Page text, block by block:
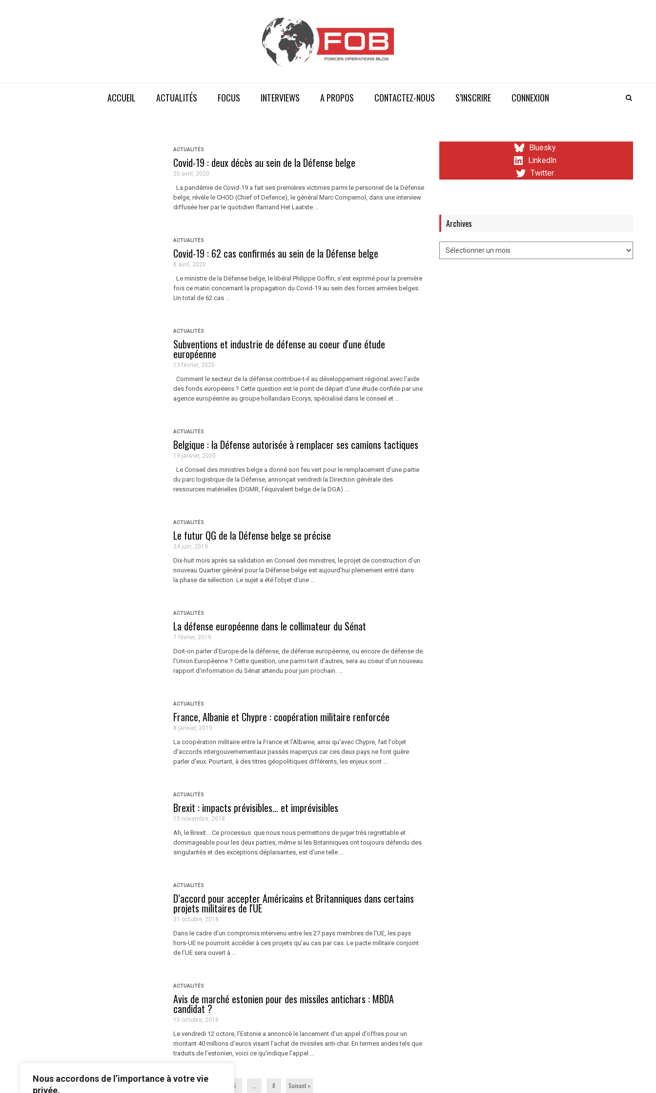
Nous accordons de l’importance à votre vie
privée.
ACCUEIL ACTUALITÉS FOCUS INTERVIEWS A PROPOS CONTACTEZ-NOUS S’INSCRIRE CONNEXION
ACTUALITÉS
Covid-19 : deux décès au sein de la Défense belge
20 avril, 2020
La pandémie de Covid-19 a fait ses premières victimes parmi le personnel de la Défense
belge, révèle le CHOD (Chief of Defence), le général Marc Compernol, dans une interview
diffusée hier par le quotidien flamand Het Laatste ...
ACTUALITÉS
Covid-19 : 62 cas confirmés au sein de la Défense belge
8 avril, 2020
Le ministre de la Défense belge, le libéral Philippe Goffin, s’est exprimé pour la première
fois ce matin concernant la propagation du Covid-19 au sein des forces armées belges.
Un total de 62 cas ...
ACTUALITÉS
Subventions et industrie de défense au coeur d'une étude
européenne
13 février, 2020
Comment le secteur de la défense contribue-t-il au développement régional avec l'aide
des fonds européens ? Cette question est le point de départ d'une étude confiée par une
agence européenne au groupe hollandais Ecorys, spécialisé dans le conseil et ...
ACTUALITÉS
Belgique : la Défense autorisée à remplacer ses camions tactiques
19 janvier, 2020
Le Conseil des ministres belge a donné son feu vert pour le remplacement d'une partie
du parc logistique de la Défense, annonçait vendredi la Direction générale des
ressources matérielles (DGMR, l’équivalent belge de la DGA) ...
ACTUALITÉS
Le futur QG de la Défense belge se précise
24 juin, 2019
Dix-huit mois après sa validation en Conseil des ministres, le projet de construction d’un
nouveau Quartier général pour la Défense belge est aujourd’hui pleinement entré dans
la phase de sélection. Le sujet a été l’objet d’une ...
ACTUALITÉS
La défense européenne dans le collimateur du Sénat
7 février, 2019
Doit-on parler d’Europe de la défense, de défense européenne, ou encore de défense de
l’Union Européenne ? Cette question, une parmi tant d’autres, sera au coeur d’un nouveau
rapport d'information du Sénat attendu pour juin prochain. ...
ACTUALITÉS
France, Albanie et Chypre : coopération militaire renforcée
8 janvier, 2019
La coopération militaire entre la France et l'Albanie, ainsi qu'avec Chypre, fait l'objet
d'accords intergouvernementaux passés inaperçus car ces deux pays ne font guère
parler d'eux. Pourtant, à des titres géopolitiques différents, les enjeux sont ...
ACTUALITÉS
Brexit : impacts prévisibles… et imprévisibles
15 novembre, 2018
Ah, le Brexit... Ce processus que nous nous permettons de juger très regrettable et
dommageable pour les deux parties, même si les Britanniques ont toujours défendu des
singularités et des exceptions déplaisantes, est d'une telle ...
ACTUALITÉS
D’accord pour accepter Américains et Britanniques dans certains
projets militaires de l'UE
31 octobre, 2018
Dans le cadre d'un compromis intervenu entre les 27 pays membres de l'UE, les pays
hors-UE ne pourront accéder à ces projets qu'au cas par cas. Le pacte militaire conjoint
de l’UE sera ouvert à ...
ACTUALITÉS
Avis de marché estonien pour des missiles antichars : MBDA
candidat ?
15 octobre, 2018
Le vendredi 12 octore, l'Estonie a annoncé le lancement d’un appel d’offres pour un
montant 40 millions d’euros visant l’achat de missiles anti-char. En termes arides tels que
traduits de l’estonien, voici ce qu’indique l’appel ...
5 8 Suivant »
Bluesky
LinkedIn
Twitter
Archives